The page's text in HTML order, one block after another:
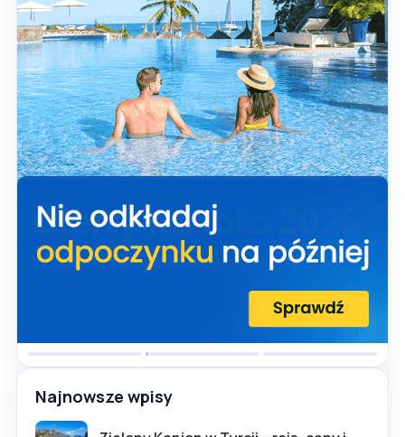
Najnowsze wpisy